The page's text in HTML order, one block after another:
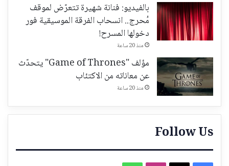
بالفيديو: فنانة شهيرة تتعرّض لموقف
مُحرج.. انسحاب الفرقة الموسيقية فور
دخولها المسرح!
منذ 20 ساعة
مؤلف "Game of Thrones" يتحدّث
عن معاناته من الاكتئاب
منذ 20 ساعة
Follow Us